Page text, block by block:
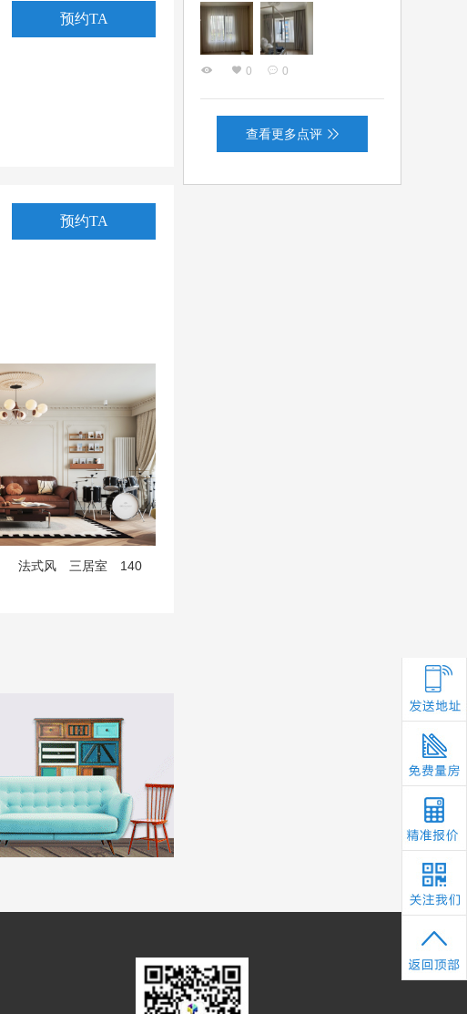
预约TA
预约TA
法式风 三居室 140
分认真负责，严格把控施工现
场，现场强弱电管线铺设整齐有
序，施工标准很规范。施工过程
问题也能...
里的亲戚，在亿陶施工过，鼎力
推荐，整个过程下来，家里人还
是比较满意的，这次服务我们的
设计师是魏冬老师，非常的专
业、给的意见也非常实用，整个
装修过程全程陪伴，让我们安
心，项目经理赵兴胜，经验丰
0 0
查看更多点评